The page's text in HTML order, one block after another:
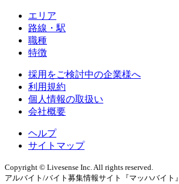
エリア
路線・駅
職種
特徴
採用をご検討中の企業様へ
利用規約
個人情報の取扱い
会社概要
ヘルプ
サイトマップ
Copyright © Livesense Inc. All rights reserved.
アルバイト/バイト募集情報サイト『マッハバイト』